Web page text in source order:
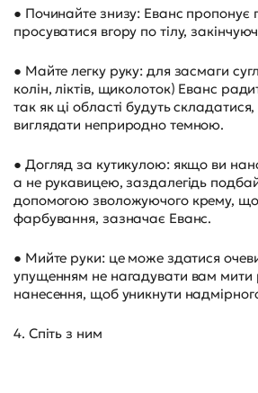
● Починайте знизу: Еванс пропонує
просуватися вгору по тілу,
● Майте легку руку: для засмаги
колін, ліктів, щиколоток) Еванс
так як ці області будуть
виглядати неприродно темною.
● Догляд за кутикулою: якщо ви
а не рукавицею, заздалегідь
допомогою зволожуючого крему,
фарбування, зазначає Еванс.
● Мийте руки: це може здатися
упущенням не нагадувати вам мити
нанесення, щоб уникнути
4. Спіть з ним